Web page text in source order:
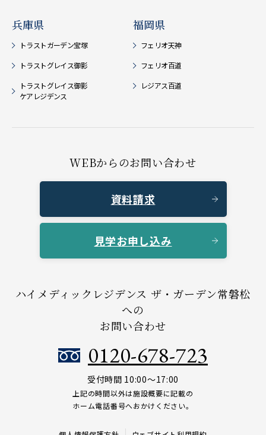
兵庫県
トラストガーデン宝塚
トラストグレイス御影
トラストグレイス御影
ケアレジデンス
福岡県
フェリオ天神
フェリオ百道
レジアス百道
ハイメディックレジデンス ザ・ガーデン常磐松
への
お問い合わせ
0120-678-723
受付時間 10:00～17:00
上記の時間以外は施設概要に記載の
ホーム電話番号へおかけください。
WEBからのお問い合わせ
資料請求
見学お申し込み